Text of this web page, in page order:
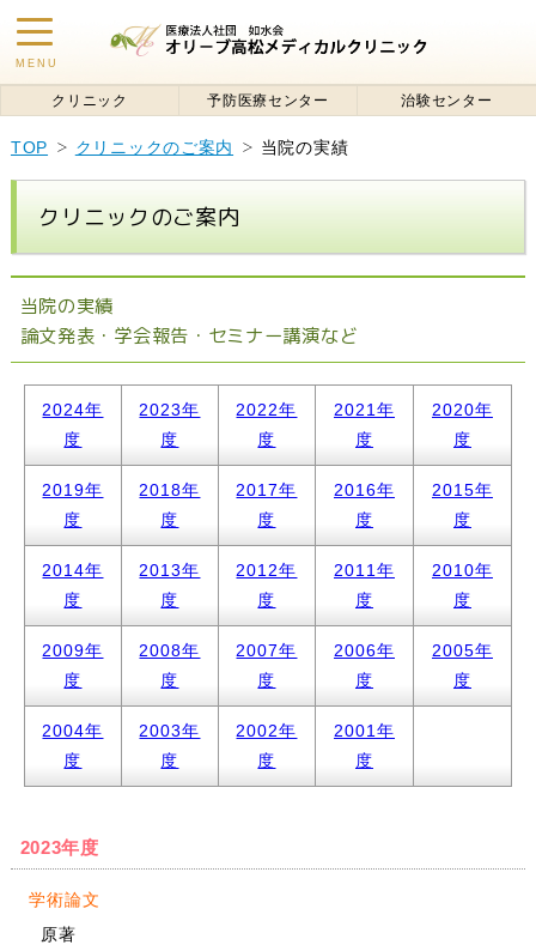
toggle
navigation
MENU
クリニック 予防医療センター 治験センター
TOP クリニックのご案内 当院の実績
クリニックのご案内
当院の実績
論文発表・学会報告・セミナー講演など
2024年
度
2023年
度
2022年
度
2021年
度
2020年
度
2019年
度
2018年
度
2017年
度
2016年
度
2015年
度
2014年
度
2013年
度
2012年
度
2011年
度
2010年
度
2009年
度
2008年
度
2007年
度
2006年
度
2005年
度
2004年
度
2003年
度
2002年
度
2001年
度
2023年度
学術論文
原著